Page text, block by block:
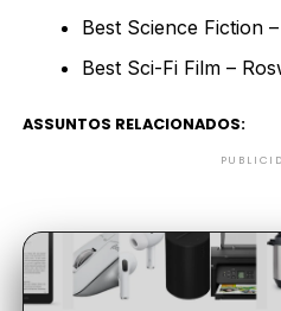
Best Science Fiction
Best Sci-Fi Film –
ASSUNTOS RELACIONADOS: